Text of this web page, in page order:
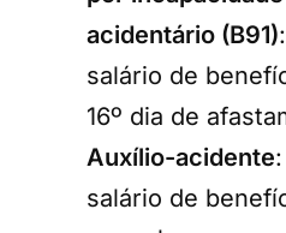
acidentário (B91)
salário de
16º dia de
Auxílio-acidente
salário de